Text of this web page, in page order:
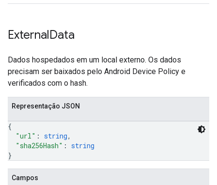
ExternalData
Dados hospedados em um local externo. Os dados
precisam ser baixados pelo Android Device Policy e
verificados com o hash.
Representação JSON
{
"url" : string,
"sha256Hash" : string
}
Campos